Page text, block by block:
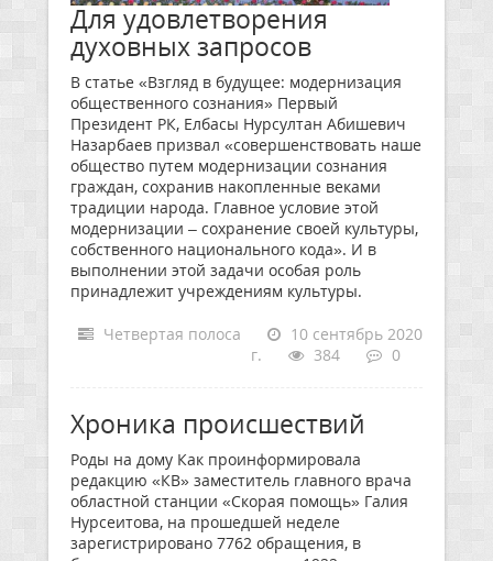
Для удовлетворения
духовных запросов
В статье «Взгляд в будущее: модернизация
общественного сознания» Первый
Президент РК, Елбасы Нурсултан Абишевич
Назарбаев призвал «совершенствовать наше
общество путем модернизации сознания
граждан, сохранив накопленные веками
традиции народа. Главное условие этой
модернизации – сохранение своей культуры,
собственного национального кода». И в
выполнении этой задачи особая роль
принадлежит учреждениям культуры.
Четвертая полоса
10 сентябрь 2020
г.
384 0
Хроника происшествий
Роды на дому Как проинформировала
редакцию «КВ» заместитель главного врача
областной станции «Скорая помощь» Галия
Нурсеитова, на прошедшей неделе
зарегистрировано 7762 обращения, в